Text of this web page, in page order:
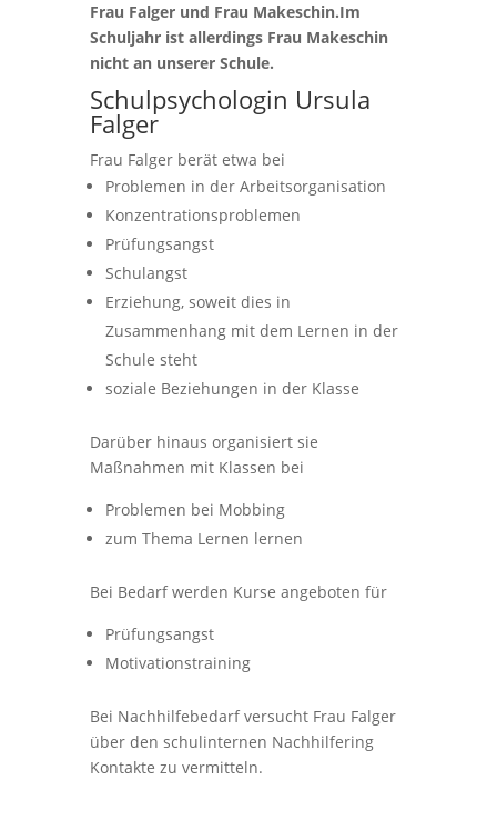
Frau Falger und Frau Makeschin.Im
Schuljahr ist allerdings Frau Makeschin
nicht an unserer Schule.
Schulpsychologin Ursula
Falger
Frau Falger berät etwa bei
Problemen in der Arbeitsorganisation
Konzentrationsproblemen
Prüfungsangst
Schulangst
Erziehung, soweit dies in
Zusammenhang mit dem Lernen in der
Schule steht
soziale Beziehungen in der Klasse
Darüber hinaus organisiert sie
Maßnahmen mit Klassen bei
Problemen bei Mobbing
zum Thema Lernen lernen
Bei Bedarf werden Kurse angeboten für
Prüfungsangst
Motivationstraining
Bei Nachhilfebedarf versucht Frau Falger
über den schulinternen Nachhilfering
Kontakte zu vermitteln.